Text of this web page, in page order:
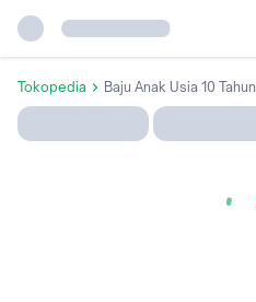
Tokopedia Baju Anak Usia 10 Tahun